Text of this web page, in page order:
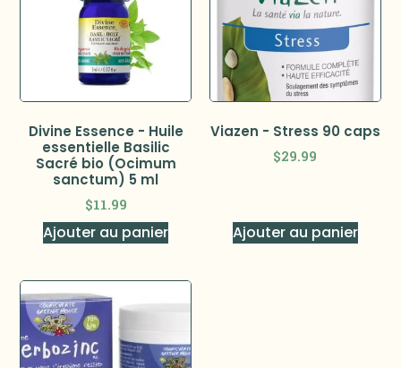
Divine Essence - Huile
essentielle Basilic
Sacré bio (Ocimum
sanctum) 5 ml
$11.99
Ajouter au panier
Viazen - Stress 90 caps
$29.99
Ajouter au panier